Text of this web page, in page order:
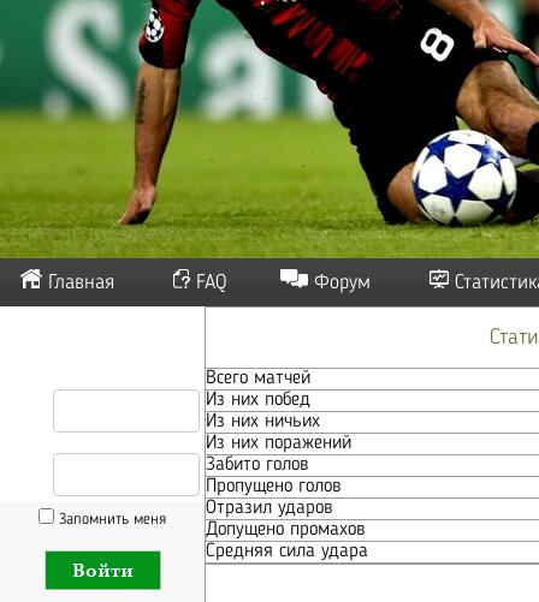
Главная FAQ Форум
Запомнить меня
Всего матчей
Из них побед
Из них ничьих
Из них поражений
Забито голов
Пропущено голов
Отразил ударов
Допущено промахов
Средняя сила удара